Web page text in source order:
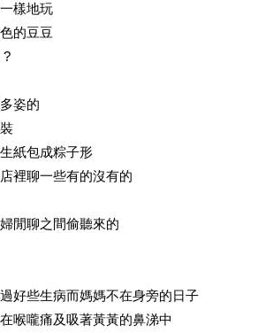
樣地玩
的豆豆
?
姿的
紙包成粽子形
裡聊一些有的沒有的
閒聊之間偷聽來的
好些生病而媽媽不在身旁的日子
喉嚨痛及吸著黃黃的鼻涕中